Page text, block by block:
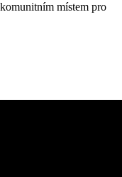
místem pro